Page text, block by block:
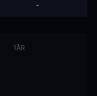
-
1ÅR